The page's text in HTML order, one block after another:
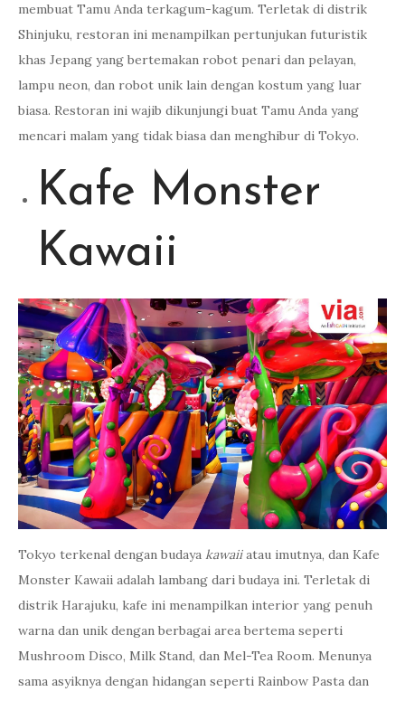
membuat Tamu Anda terkagum-kagum. Terletak di distrik
Shinjuku, restoran ini menampilkan pertunjukan futuristik
khas Jepang yang bertemakan robot penari dan pelayan,
lampu neon, dan robot unik lain dengan kostum yang luar
biasa. Restoran ini wajib dikunjungi buat Tamu Anda yang
mencari malam yang tidak biasa dan menghibur di Tokyo.
Kafe Monster
Kawaii
Tokyo terkenal dengan budaya kawaiiatau imutnya, dan Kafe
Monster Kawaii adalah lambang dari budaya ini. Terletak di
distrik Harajuku, kafe ini menampilkan interior yang penuh
warna dan unik dengan berbagai area bertema seperti
Mushroom Disco, Milk Stand, dan Mel-Tea Room. Menunya
sama asyiknya dengan hidangan seperti Rainbow Pasta dan